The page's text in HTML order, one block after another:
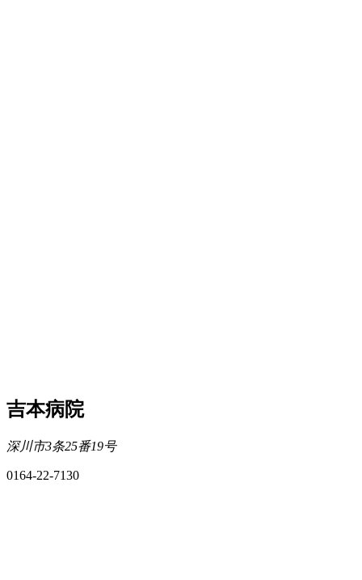
吉本病院
深川市3条25番19号
0164-22-7130